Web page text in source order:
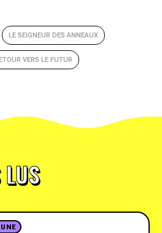
LE SEIGNEUR DES ANNEAUX
VERS LE FUTUR